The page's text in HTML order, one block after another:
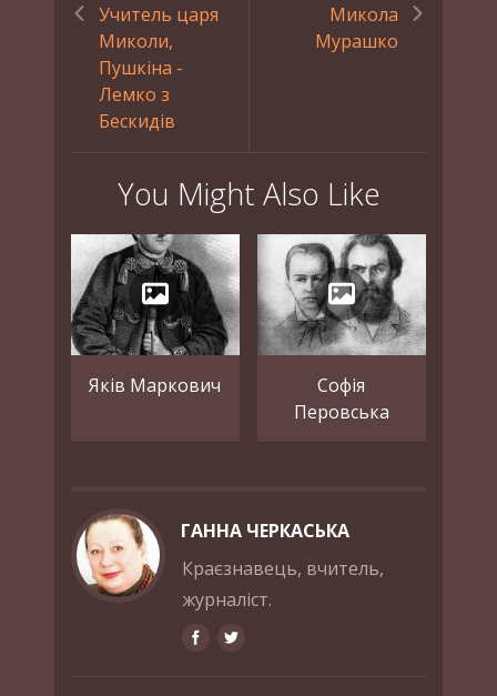
Учитель царя
Миколи,
Пушкіна -
Лемко з
Бескидів
Микола
Мурашко
You Might Also Like
Яків Маркович
Софія
Перовська
ГАННА ЧЕРКАСЬКА
Краєзнавець, вчитель,
журналіст.